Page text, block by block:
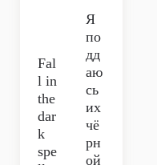
Fal
l in
the
dar
k
spe
Я
по
дд
аю
сь
их
чё
рн
ой